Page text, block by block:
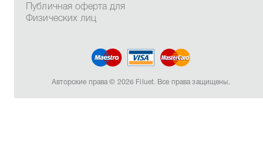
Публичная оферта для
Физических лиц
Авторские права © 2026 Filuet. Все права защищены.